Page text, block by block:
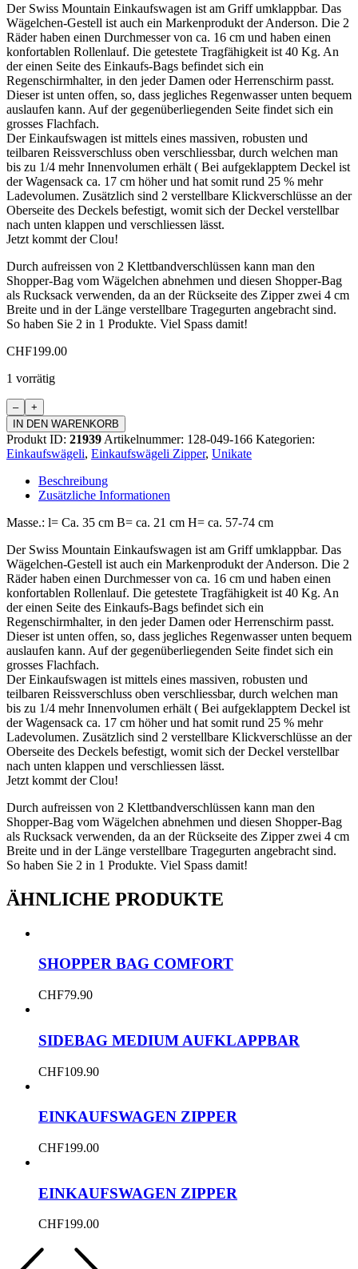
Der Swiss Mountain Einkaufswagen ist am Griff umklappbar. Das
Wägelchen-Gestell ist auch ein Markenprodukt der Anderson. Die 2
Räder haben einen Durchmesser von ca. 16 cm und haben einen
konfortablen Rollenlauf. Die getestete Tragfähigkeit ist 40 Kg. An
der einen Seite des Einkaufs-Bags befindet sich ein
Regenschirmhalter, in den jeder Damen oder Herrenschirm passt.
Dieser ist unten offen, so, dass jegliches Regenwasser unten bequem
auslaufen kann. Auf der gegenüberliegenden Seite findet sich ein
grosses Flachfach.
Der Einkaufswagen ist mittels eines massiven, robusten und
teilbaren Reissverschluss oben verschliessbar, durch welchen man
bis zu 1/4 mehr Innenvolumen erhält ( Bei aufgeklapptem Deckel ist
der Wagensack ca. 17 cm höher und hat somit rund 25 % mehr
Ladevolumen. Zusätzlich sind 2 verstellbare Klickverschlüsse an der
Oberseite des Deckels befestigt, womit sich der Deckel verstellbar
nach unten klappen und verschliessen lässt.
Jetzt kommt der Clou!
Durch aufreissen von 2 Klettbandverschlüssen kann man den
Shopper-Bag vom Wägelchen abnehmen und diesen Shopper-Bag
als Rucksack verwenden, da an der Rückseite des Zipper zwei 4 cm
Breite und in der Länge verstellbare Tragegurten angebracht sind.
So haben Sie 2 in 1 Produkte. Viel Spass damit!
CHF199.00
1 vorrätig
Einkaufswagen
Zipper
Menge
IN DEN WARENKORB
Produkt ID: 21939 Artikelnummer: 128-049-166 Kategorien:
Einkaufswägeli, Einkaufswägeli Zipper, Unikate
Beschreibung
Zusätzliche Informationen
Masse.: l= Ca. 35 cm B= ca. 21 cm H= ca. 57-74 cm
Der Swiss Mountain Einkaufswagen ist am Griff umklappbar. Das
Wägelchen-Gestell ist auch ein Markenprodukt der Anderson. Die 2
Räder haben einen Durchmesser von ca. 16 cm und haben einen
konfortablen Rollenlauf. Die getestete Tragfähigkeit ist 40 Kg. An
der einen Seite des Einkaufs-Bags befindet sich ein
Regenschirmhalter, in den jeder Damen oder Herrenschirm passt.
Dieser ist unten offen, so, dass jegliches Regenwasser unten bequem
auslaufen kann. Auf der gegenüberliegenden Seite findet sich ein
grosses Flachfach.
Der Einkaufswagen ist mittels eines massiven, robusten und
teilbaren Reissverschluss oben verschliessbar, durch welchen man
bis zu 1/4 mehr Innenvolumen erhält ( Bei aufgeklapptem Deckel ist
der Wagensack ca. 17 cm höher und hat somit rund 25 % mehr
Ladevolumen. Zusätzlich sind 2 verstellbare Klickverschlüsse an der
Oberseite des Deckels befestigt, womit sich der Deckel verstellbar
nach unten klappen und verschliessen lässt.
Jetzt kommt der Clou!
Durch aufreissen von 2 Klettbandverschlüssen kann man den
Shopper-Bag vom Wägelchen abnehmen und diesen Shopper-Bag
als Rucksack verwenden, da an der Rückseite des Zipper zwei 4 cm
Breite und in der Länge verstellbare Tragegurten angebracht sind.
So haben Sie 2 in 1 Produkte. Viel Spass damit!
ÄHNLICHE PRODUKTE
SHOPPER BAG COMFORT
CHF79.90
SIDEBAG MEDIUM AUFKLAPPBAR
CHF109.90
EINKAUFSWAGEN ZIPPER
CHF199.00
EINKAUFSWAGEN ZIPPER
CHF199.00